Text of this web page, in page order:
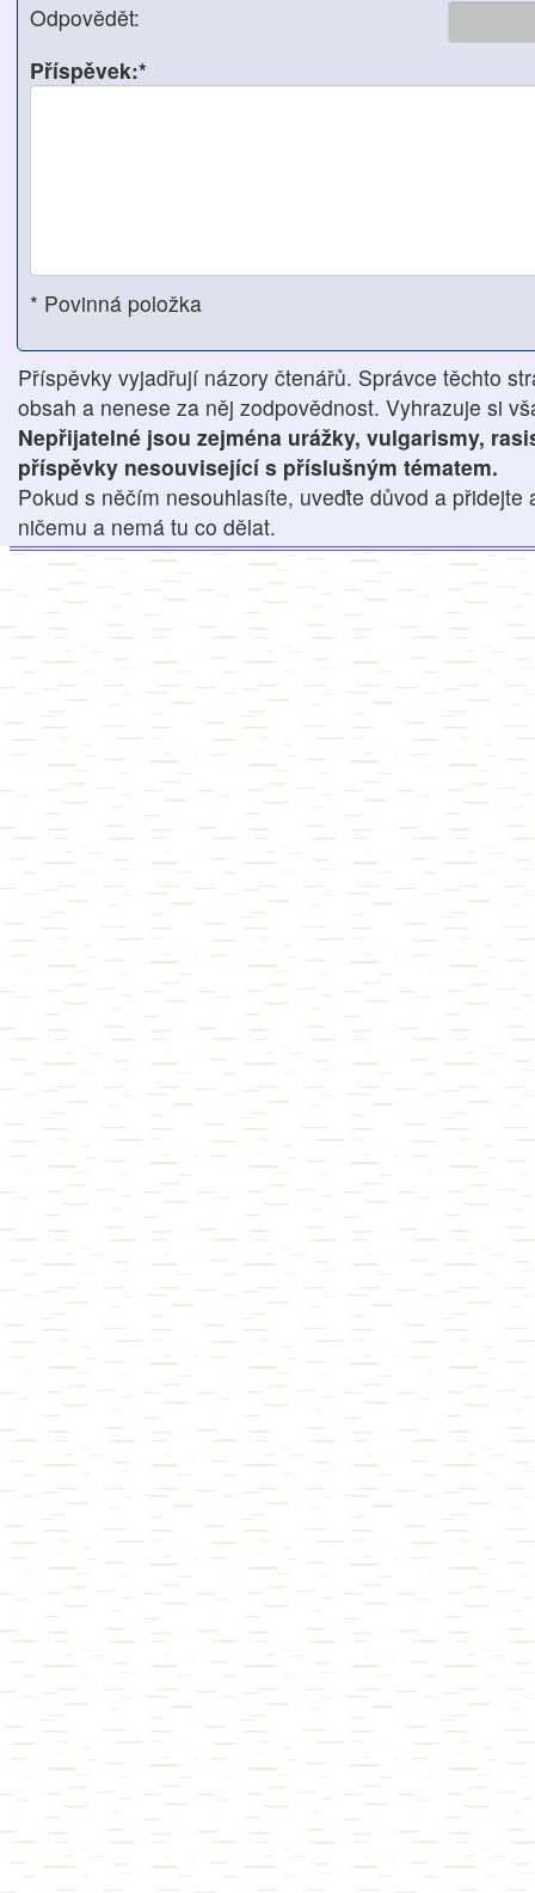
Odpovědět:
Příspěvek:*
* Povinná položka
Příspěvky vyjadřují názory čtenářů. Správce těchto
obsah a nenese za něj zodpovědnost. Vyhrazuje si
Nepřijatelné jsou zejména urážky, vulgarismy,
příspěvky nesouvisející s příslušným tématem.
Pokud s něčím nesouhlasíte, uveďte důvod a přidejte
ničemu a nemá tu co dělat.